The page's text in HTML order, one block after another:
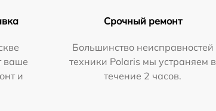
ваше
и
Срочный ремонт
Большинство неисправностей
техники Polaris мы устраняем в
течение 2 часов.